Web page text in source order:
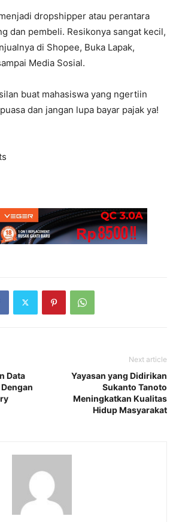
dropshipper atau perantara
dan pembeli. Resikonya sangat kecil,
di Shopee, Buka Lapak,
Media Sosial.
buat mahasiswa yang ngertiin
dan jangan lupa bayar pajak ya!
Data
Next article
Yayasan yang Didirikan
Sukanto Tanoto
Meningkatkan Kualitas
Hidup Masyarakat